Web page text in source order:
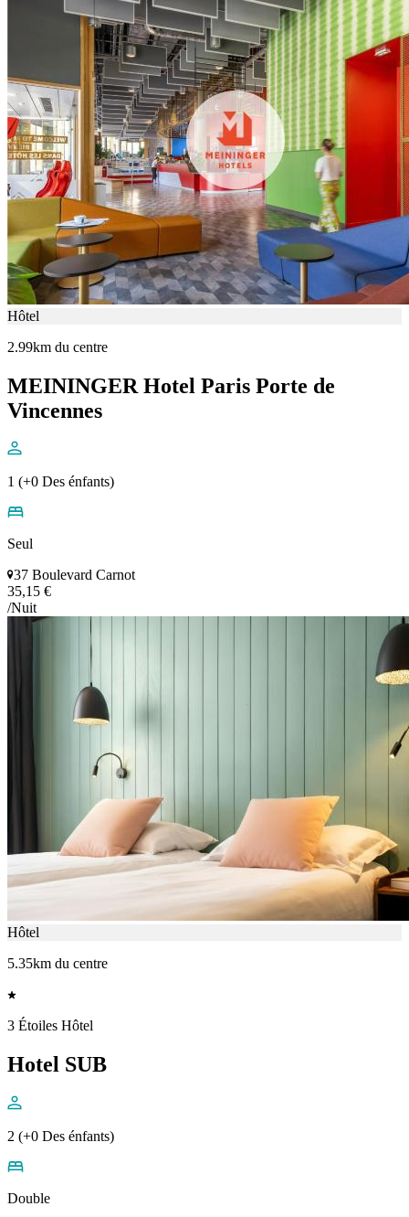
Hôtel
2.99km du centre
MEININGER Hotel Paris Porte de
Vincennes
1 (+0 Des énfants)
Seul
37 Boulevard Carnot
35,15 €
/Nuit
Hôtel
5.35km du centre
3 Étoiles Hôtel
Hotel SUB
2 (+0 Des énfants)
Double